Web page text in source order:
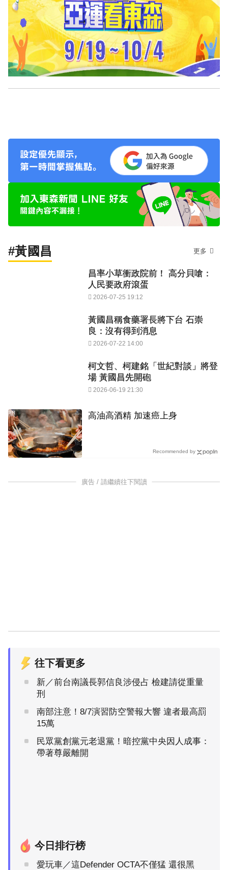
#黃國昌 更多
昌率小草衝政院前！ 高分貝嗆：
人民要政府滾蛋
2026-07-25 19:12
黃國昌稱食藥署長將下台 石崇
良：沒有得到消息
2026-07-22 14:00
柯文哲、柯建銘「世紀對談」將登
場 黃國昌先開砲
2026-06-19 21:30
高油高酒精 加速癌上身
PR
Recommended by
廣告 / 請繼續往下閱讀
往下看更多
新／前台南議長郭信良涉侵占 檢建請從重量
刑
南部注意！8/7演習防空警報大響 違者最高罰
15萬
民眾黨創黨元老退黨！暗控黨中央因人成事：
帶著尊嚴離開
今日排行榜
愛玩車／這Defender OCTA不僅猛 還很黑